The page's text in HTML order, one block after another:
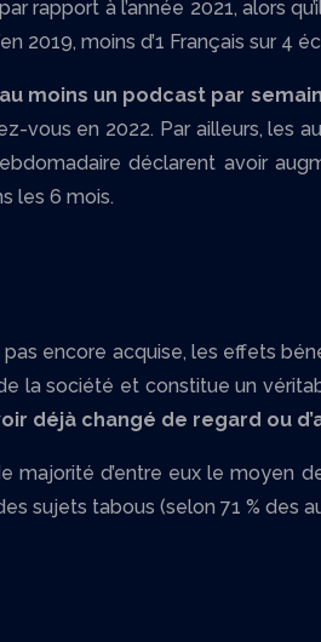
rapport à l’année 2021, alors
2019, moins d’1 Français sur 4
moins un podcast par
vous en 2022. Par ailleurs, les
déclarent avoir
les 6 mois.
encore acquise, les effets
la société et constitue un
déjà changé de regard ou
d’entre eux le moyen
sujets tabous (selon 71 % des